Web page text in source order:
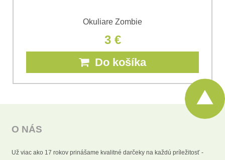
Okuliare Zombie
3 €
Do košíka
O NÁS
Už viac ako 17 rokov prinášame kvalitné darčeky na každú príležitosť -